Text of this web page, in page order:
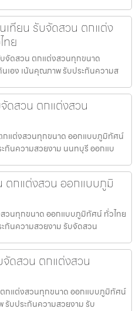
ทียน รับจัดสวน ตกแต่ง
ทย
จัดสวน ตกแต่งสวนทุกขนาด
เอง เน้นคุณภาพ รับประกันความส
ดสวน ตกแต่งสวน
กแต่งสวนทุกขนาด ออกแบบภูมิทัศน์
กันความสวยงาม นนทบุรี ออกแบ
ตกแต่งสวน ออกแบบภูมิ
วนทุกขนาด ออกแบบภูมิทัศน์ ทั่วไทย
กันความสวยงาม รับจัดสวน
ดสวน ตกแต่งสวน
กแต่งสวนทุกขนาด ออกแบบภูมิทัศน์
รับประกันความสวยงาม รับ